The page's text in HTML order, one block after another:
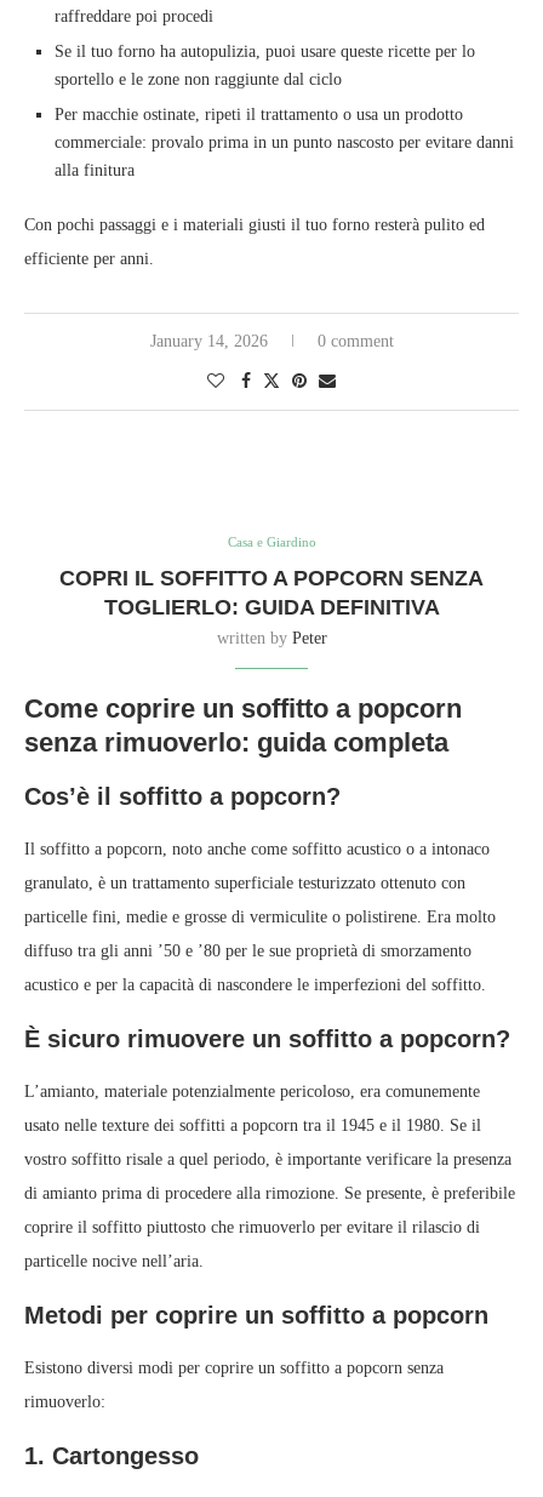
raffreddare poi procedi
Se il tuo forno ha autopulizia, puoi usare queste ricette per lo
sportello e le zone non raggiunte dal ciclo
Per macchie ostinate, ripeti il trattamento o usa un prodotto
commerciale: provalo prima in un punto nascosto per evitare danni
alla finitura
Con pochi passaggi e i materiali giusti il tuo forno resterà pulito ed
efficiente per anni.
January 14, 2026 0 comment
Casa e Giardino
COPRI IL SOFFITTO A POPCORN SENZA
TOGLIERLO: GUIDA DEFINITIVA
written by Peter
Come coprire un soffitto a popcorn
senza rimuoverlo: guida completa
Cos’è il soffitto a popcorn?
Il soffitto a popcorn, noto anche come soffitto acustico o a intonaco
granulato, è un trattamento superficiale testurizzato ottenuto con
particelle fini, medie e grosse di vermiculite o polistirene. Era molto
diffuso tra gli anni ’50 e ’80 per le sue proprietà di smorzamento
acustico e per la capacità di nascondere le imperfezioni del soffitto.
È sicuro rimuovere un soffitto a popcorn?
L’amianto, materiale potenzialmente pericoloso, era comunemente
usato nelle texture dei soffitti a popcorn tra il 1945 e il 1980. Se il
vostro soffitto risale a quel periodo, è importante verificare la presenza
di amianto prima di procedere alla rimozione. Se presente, è preferibile
coprire il soffitto piuttosto che rimuoverlo per evitare il rilascio di
particelle nocive nell’aria.
Metodi per coprire un soffitto a popcorn
Esistono diversi modi per coprire un soffitto a popcorn senza
rimuoverlo:
1. Cartongesso